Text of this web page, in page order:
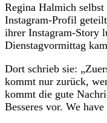
Regina Halmich
Instagram-Profil
ihrer Instagram-Story
Dienstagvormittag
Dort schrieb sie:
kommt nur zurück,
kommt die gute
Besseres vor. We